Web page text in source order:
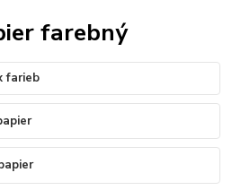
farebný
farieb